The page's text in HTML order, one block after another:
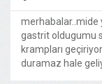
merhabalar..mide
gastrit oldugumu
krampları
duramaz hale